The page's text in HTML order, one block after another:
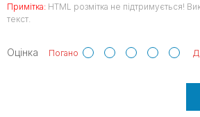
Примітка: HTML розмітка не підтримується!
текст.
Оцінка Погано